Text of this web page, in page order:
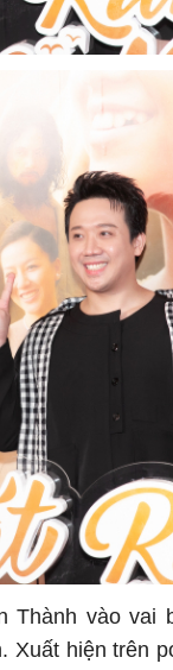
Thành vào vai
hiện trên